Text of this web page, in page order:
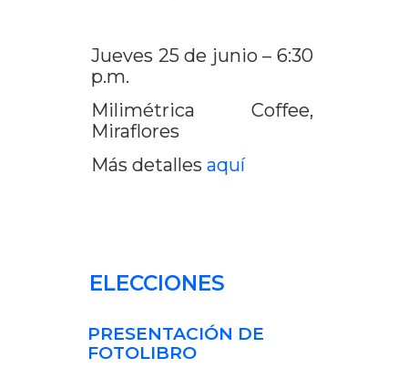
Jueves 25 de junio – 6:30
p.m.
Milimétrica Coffee,
Miraflores
Más detalles aquí
ELECCIONES
PRESENTACIÓN DE
FOTOLIBRO